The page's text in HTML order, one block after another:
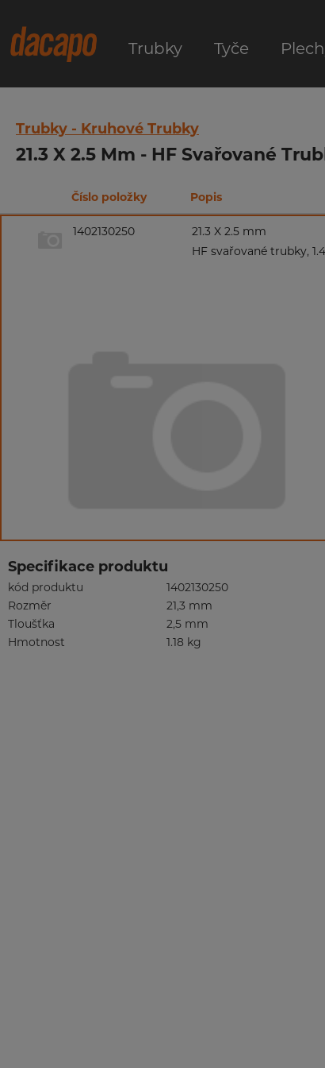
Trubky Tyče
Trubky - Kruhové Trubky
21.3 X 2.5 Mm - HF Svařované
Číslo položky Popis
1402130250
21.3 X 2.5 mm
HF svařované trubky,
Specifikace produktu
kód produktu
1402130250
Rozměr
21,3 mm
Tloušťka
2,5 mm
Hmotnost
1.18 kg